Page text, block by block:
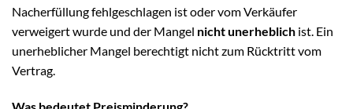
Nacherfüllung fehlgeschlagen ist oder vom Verkäufer
verweigert wurde und der Mangel nicht unerheblich ist. Ein
unerheblicher Mangel berechtigt nicht zum Rücktritt vom
Vertrag.